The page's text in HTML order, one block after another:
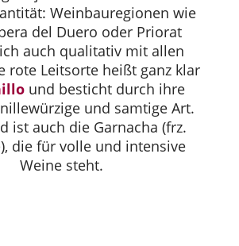
Weinbauregionen wie
del Duero oder Priorat
auch qualitativ mit allen
rote Leitsorte heißt ganz klar
und besticht durch ihre
und samtige Art.
ist auch die Garnacha (frz.
die für volle und intensive
Weine steht.